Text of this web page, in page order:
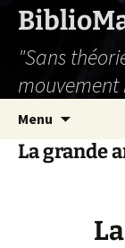
Aller
contenu
"Sans
Menu
La grande